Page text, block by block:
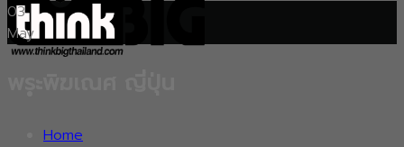
Home
03
May